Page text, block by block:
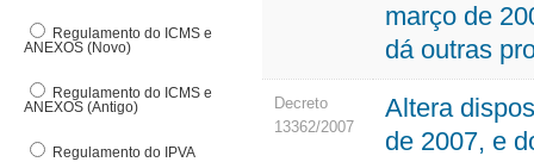
Regulamento do ICMS e
ANEXOS (Novo)
Regulamento do ICMS e
ANEXOS (Antigo)
Regulamento do IPVA
março de
dá outras
Decreto
13362/2007
Altera
de 2007, e